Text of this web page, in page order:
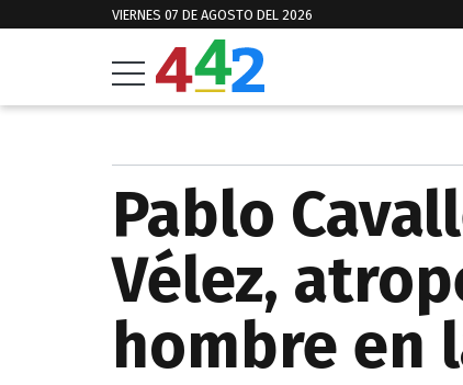
VIERNES 07 DE AGOSTO DEL 2026
Pablo
Vélez,
hombre en